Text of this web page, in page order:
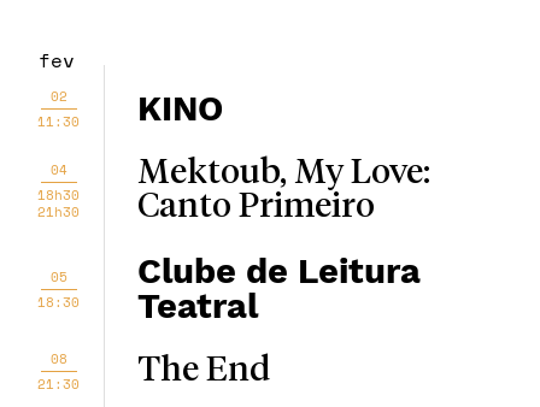
fev
02
11:30
KINO
04
18h30
21h30
Mektoub, My Love:
Canto Primeiro
05
18:30
Clube de Leitura
Teatral
08
21:30
The End